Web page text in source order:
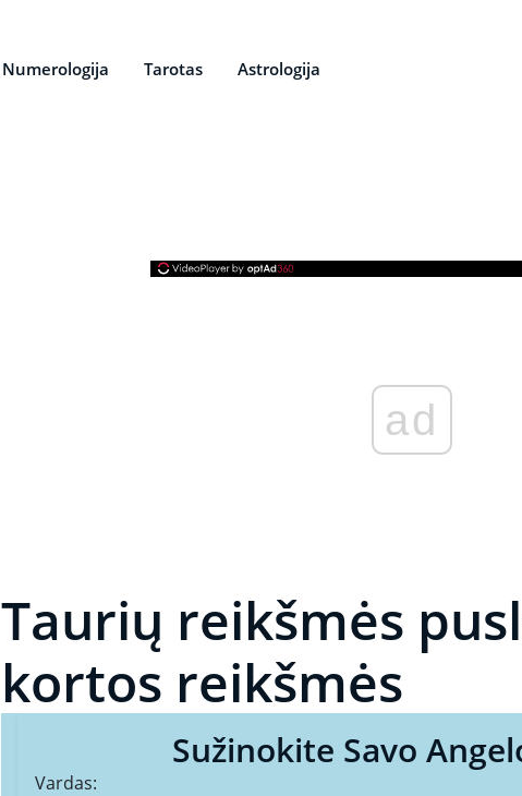
Numerologija Tarotas Astrologija
ad
Taurių reikšmės
kortos reikšmės
Sužinokite Savo
Vardas: